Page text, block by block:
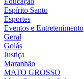
Espírito Santo
Esportes
Eventos e Entretenimento
Geral
Goiás
Justiça
Maranhão
MATO GROSSO